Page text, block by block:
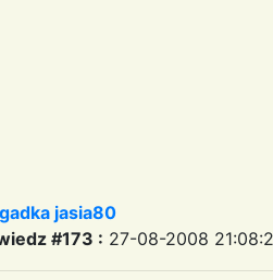
jasia80
#173 : 27-08-2008